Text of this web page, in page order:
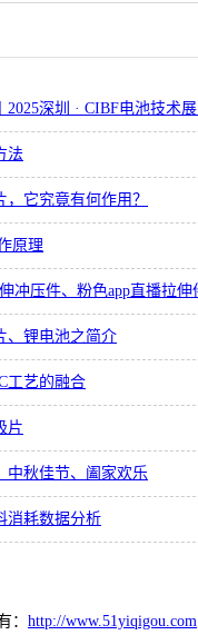
深圳 · CIBF电池技术
法
它究竟有何作用？
原理
冲压件、粉色app直播拉伸
、锂电池之简介
工艺的融合
片
中秋佳节、阖家欢乐
消耗数据分析
： http://www.51yiqigou.com